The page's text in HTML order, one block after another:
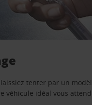
tenter par un
véhicule idéal vous attend.